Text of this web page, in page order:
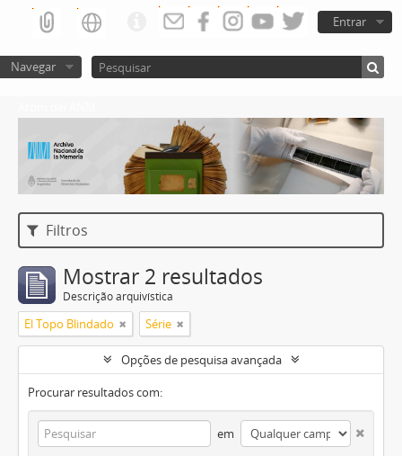
Entrar
Navegar
Filtros
Mostrar 2 resultados
Descrição arquivística
El Topo Blindado Série
Opções de pesquisa avançada
Procurar resultados com:
em